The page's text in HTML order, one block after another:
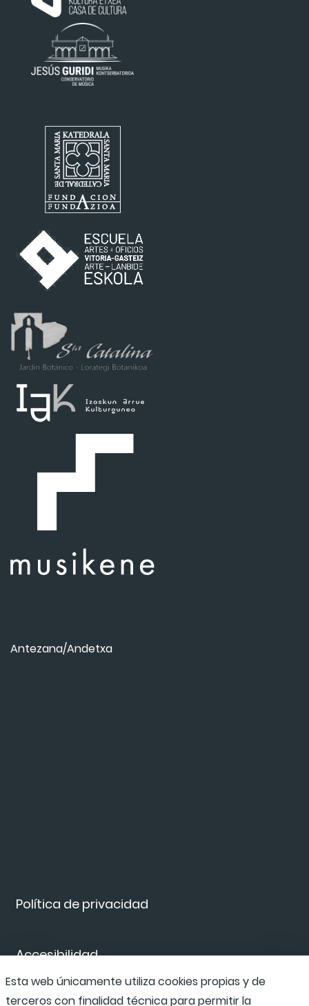
Política de privacidad
Accesibilidad
Antezana/Andetxa
Esta web únicamente utiliza cookies propias y de
terceros con finalidad técnica para permitir la